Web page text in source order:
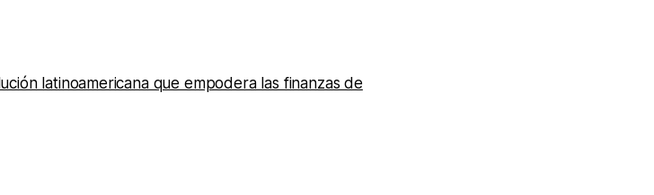
latinoamericana que empodera las finanzas de